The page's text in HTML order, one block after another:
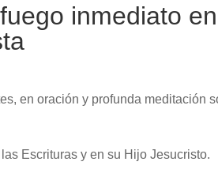
inmediato
en oración y profunda meditación
Escrituras y en su Hijo Jesucristo.